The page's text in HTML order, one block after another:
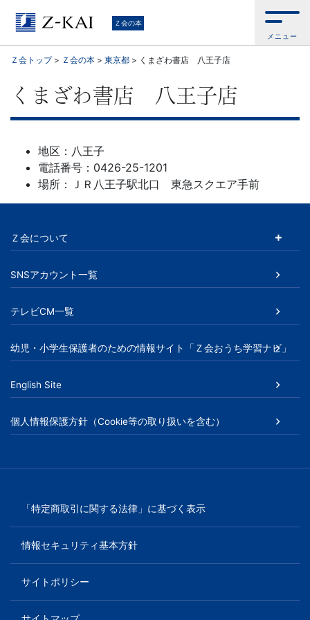
学
習
参
考
語
学
書、
幼
児・
小
け
籍、
Ｚ会の本
メニュー
Ｚ会トップ> Ｚ会の本 > 東京都 > くまざわ書店 八王子店
くまざわ書店 八王子店
地区：八王子
電話番号：0426-25-1201
場所：ＪＲ八王子駅北口 東急スクエア手前
Ｚ会について
SNSアカウント一覧
テレビCM一覧
幼児・小学生保護者のための情報サイト「Ｚ会おうち学習ナビ」
English Site
個人情報保護方針（Cookie等の取り扱いを含む）
「特定商取引に関する法律」に基づく表示
情報セキュリティ基本方針
サイトポリシー